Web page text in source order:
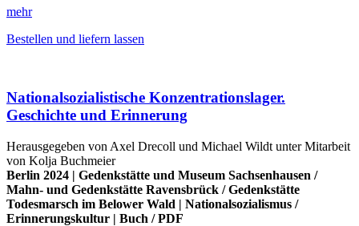
mehr
Bestellen und liefern lassen
Nationalsozialistische Konzentrationslager.
Geschichte und Erinnerung
Herausgegeben von Axel Drecoll und Michael Wildt unter Mitarbeit
von Kolja Buchmeier
Berlin 2024 | Gedenkstätte und Museum Sachsenhausen /
Mahn- und Gedenkstätte Ravensbrück /Gedenkstätte
Todesmarsch im Belower Wald | Nationalsozialismus /
Erinnerungskultur | Buch /PDF